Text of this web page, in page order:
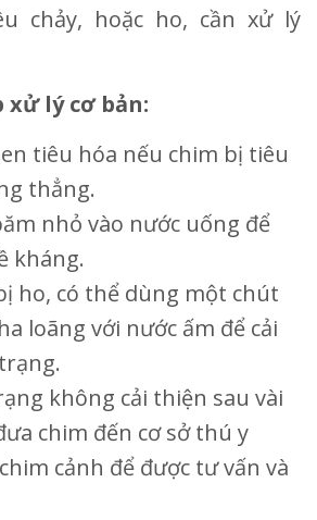
chảy, hoặc ho, cần xử lý
xử lý cơ bản:
tiêu hóa nếu chim bị tiêu
thẳng.
nhỏ vào nước uống để
kháng.
ho, có thể dùng một chút
loãng với nước ấm để cải
không cải thiện sau vài
chim đến cơ sở thú y
cảnh để được tư vấn và